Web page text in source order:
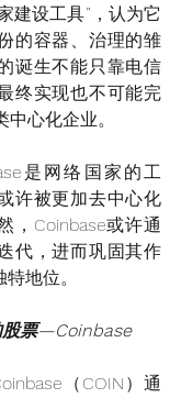
建设工具”，认为它
的容器、治理的雏
诞生不能只靠电信
终实现也不可能完
心化企业。
是网络国家的工
许被更加去中心化
，Coinbase或许通
代，进而巩固其作
地位。
股票—Coinbase
（COIN）通